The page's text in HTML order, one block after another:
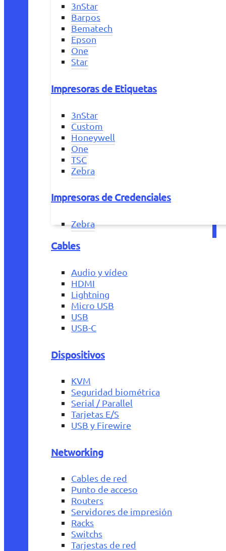
3nStar
Barpos
Bematech
Epson
One
Star
Impresoras de Etiquetas
3nStar
Custom
Honeywell
One
TSC
Zebra
Impresoras de Credenciales
Zebra
Cables
Audio y vídeo
HDMI
Lightning
Micro USB
USB
USB-C
Dispositivos
KVM
Seguridad biométrica
Serial / Parallel
Tarjetas E/S
USB y Firewire
Networking
Cables de red
Punto de acceso
Routers
Servidores de impresión
Racks
Switchs
Tarjestas de red